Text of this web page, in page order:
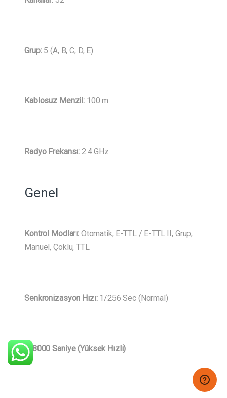
Grup:5 (A, B, C, D, E)
Kablosuz Menzil:100 m
Radyo Frekansı: 2.4 GHz
Genel
Kontrol Modları:Otomatik, E-TTL / E-TTL II, Grup,
Manuel, Çoklu, TTL
Senkronizasyon Hızı:1/256 Sec (Normal)
1/8000 Saniye (Yüksek Hızlı)